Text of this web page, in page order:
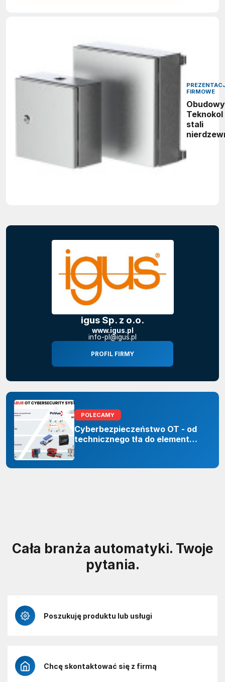
FIRMOWE
Obudowy
Teknokol
stali
igus Sp. z o.o.
www.igus.pl
info-pl@igus.pl
PROFIL FIRMY
POLECAMY
Cyberbezpieczeństwo OT - od
technicznego tła do elementu
Cała branża automatyki. Twoje
pytania.
Poszukuję produktu lub usługi
Chcę skontaktować się z firmą